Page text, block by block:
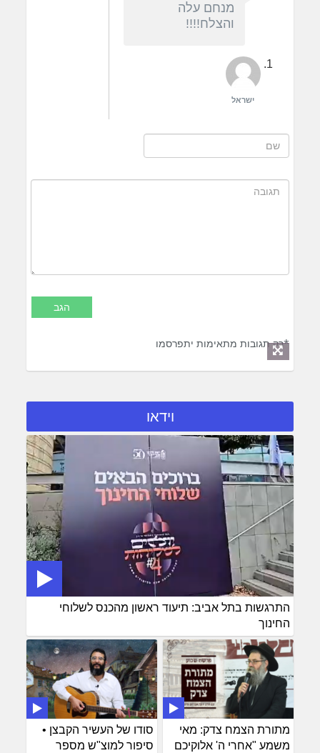
מנחם עלה
והצלח!!!!
ישראל
*רק תגובות מתאימות יתפרסמו
וידאו
התרגשות בתל אביב: תיעוד ראשון מהכנס לשלוחי
החינוך
סודו של העשיר הקבצן •
סיפור למוצ"ש מספר
מתורת הצמח צדק: מאי
משמע "אחרי ה' אלוקיכם